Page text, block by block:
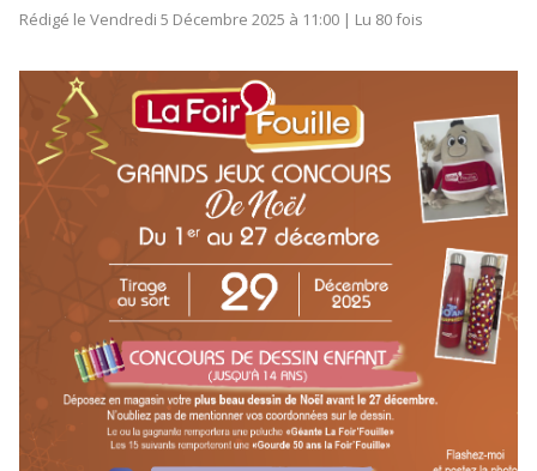
Rédigé le Vendredi 5 Décembre 2025 à 11:00 | Lu 80 fois